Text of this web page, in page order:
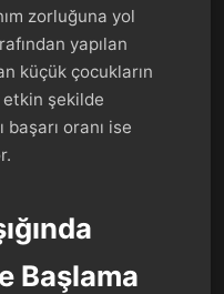
zorluğuna yol
yapılan
küçük çocukların
etkin şekilde
başarı oranı ise
Başlama